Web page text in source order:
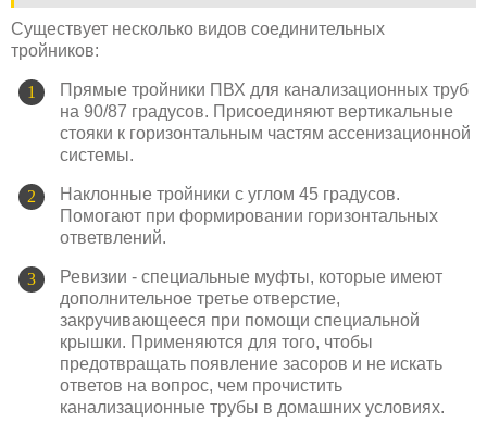
Существует несколько видов соединительных
тройников:
Прямые тройники ПВХ для канализационных труб
на 90/87 градусов. Присоединяют вертикальные
стояки к горизонтальным частям ассенизационной
системы.
Наклонные тройники с углом 45 градусов.
Помогают при формировании горизонтальных
ответвлений.
Ревизии - специальные муфты, которые имеют
дополнительное третье отверстие,
закручивающееся при помощи специальной
крышки. Применяются для того, чтобы
предотвращать появление засоров и не искать
ответов на вопрос, чем прочистить
канализационные трубы в домашних условиях.